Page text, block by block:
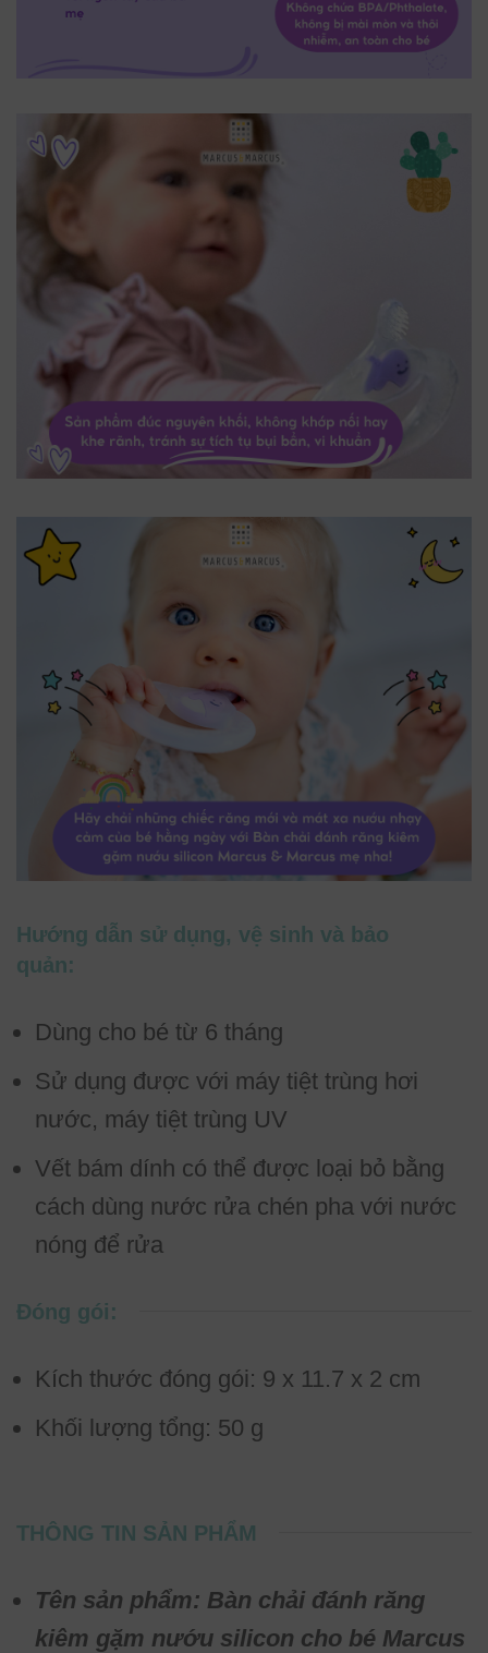
Hướng dẫn sử dụng, vệ sinh và bảo
quản:
Dùng cho bé từ 6 tháng
Sử dụng được với máy tiệt trùng hơi
nước, máy tiệt trùng UV
Vết bám dính có thể được loại bỏ bằng
cách dùng nước rửa chén pha với nước
nóng để rửa
Đóng gói:
Kích thước đóng gói: 9 x 11.7 x 2 cm
Khối lượng tổng: 50 g
THÔNG TIN SẢN PHẨM
Tên sản phẩm: Bàn chải đánh răng
kiêm gặm nướu silicon cho bé Marcus